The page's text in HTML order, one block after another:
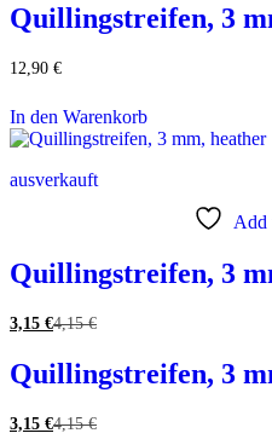
Quillingstreifen, 3
12,90 €
In den Warenkorb
ausverkauft
Add
Quillingstreifen, 3
3,15 €4,15€
Quillingstreifen, 3
3,15 €4,15€